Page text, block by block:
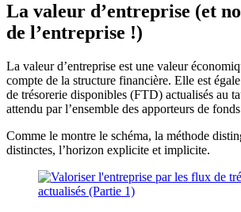
La valeur d’entreprise (et
de l’entreprise !)
La valeur d’entreprise est une valeur
compte de la structure financière. Elle est
de trésorerie disponibles (FTD) actualisés au
attendu par l’ensemble des apporteurs de
Comme le montre le schéma, la méthode
distinctes, l’horizon explicite et implicite.